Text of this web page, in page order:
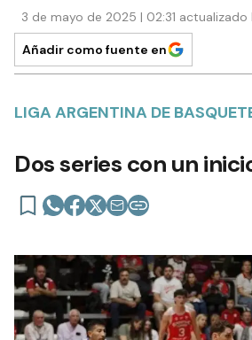
3 de mayo de 2025 | 02:31 actualizado
Añadir como fuente en
LIGA ARGENTINA DE
Dos series con un